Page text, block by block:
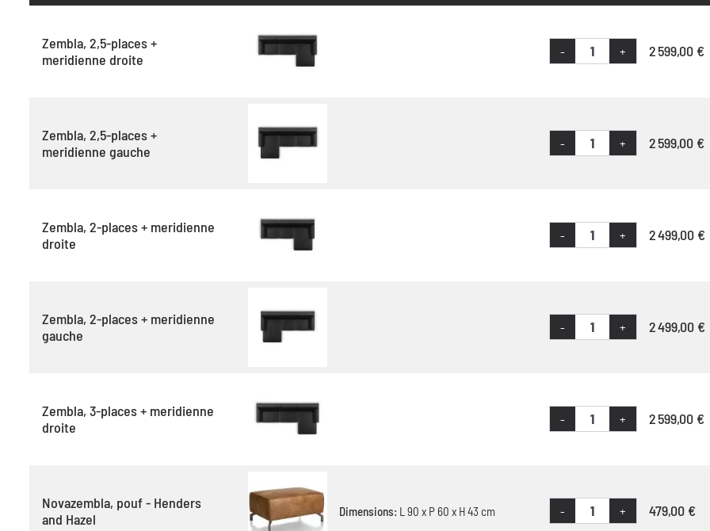
Zembla, 2,5-places +
meridienne droite
- + 2 599,00 €
Zembla, 2,5-places +
meridienne gauche
- + 2 599,00 €
Zembla, 2-places + meridienne
droite
- + 2 499,00 €
Zembla, 2-places + meridienne
gauche
- + 2 499,00 €
Zembla, 3-places + meridienne
droite
- + 2 599,00 €
Novazembla, pouf - Henders
and Hazel
Dimensions: L 90 x P 60 x H 43 cm - + 479,00 €